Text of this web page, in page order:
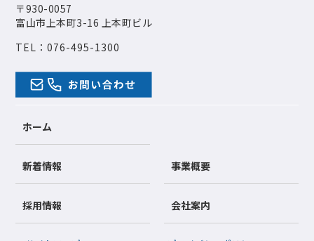
〒930-0057
富山市上本町3-16 上本町ビル
TEL：076-495-1300
ホーム
事業概要
新着情報
会社案内
採用情報